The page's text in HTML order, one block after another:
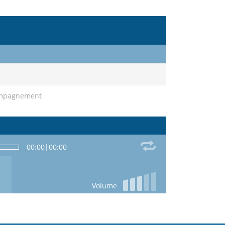
00:00|00:00
Volume